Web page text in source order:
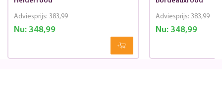
Nu:348,99
Adviesprijs: 383,99
Nu:348,99
Adviesprijs: 383,99